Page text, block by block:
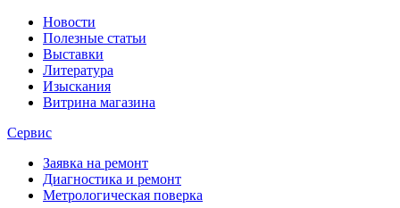
Новости
Полезные статьи
Выставки
Литература
Изыскания
Витрина магазина
Сервис
Заявка на ремонт
Диагностика и ремонт
Метрологическая поверка